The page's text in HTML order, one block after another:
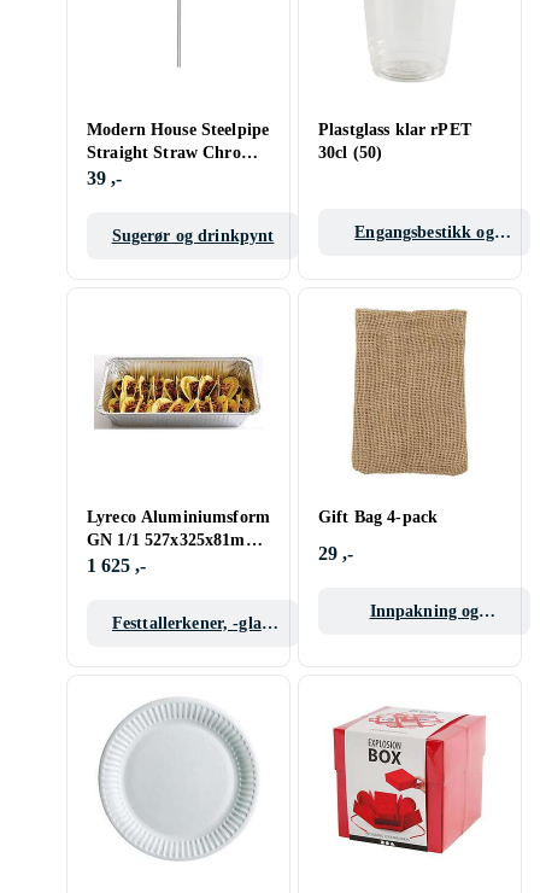
Modern House Steelpipe
Straight Straw Chrome
XL 12-pack
39 ,-
Sugerør og drinkpynt
Plastglass klar rPET
30cl (50)
Engangsbestikk og
Lyreco Aluminiumsform
GN 1/1 527x325x81mm
10.2L
1 625 ,-
Festtallerkener, -glass
Gift Bag 4-pack
29 ,-
Innpakning og